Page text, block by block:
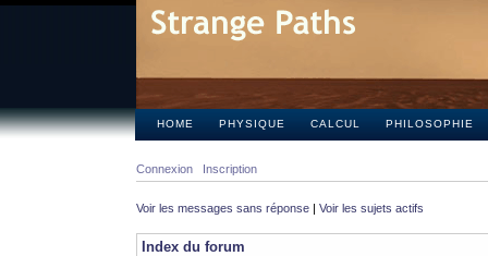
HOME PHYSIQUE CALCUL PHILOSOPHIE
Connexion Inscription
Voir les messages sans réponse | Voir les sujets actifs
Index du forum